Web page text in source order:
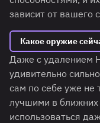
зависит от вашего
Какое оружие
Даже с удалением
удивительно
сам по себе уже не
лучшими в ближних
использоваться